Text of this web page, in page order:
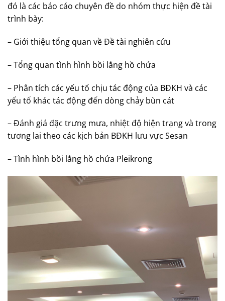
đó là các báo cáo chuyên đề do nhóm thực hiện đề tài
trình bày:
– Giới thiệu tổng quan về Đề tài nghiên cứu
– Tổng quan tình hình bồi lắng hồ chứa
– Phân tích các yếu tố chịu tác động của BĐKH và các
yếu tố khác tác động đến dòng chảy bùn cát
– Đánh giá đặc trưng mưa, nhiệt độ hiện trạng và trong
tương lai theo các kịch bản BĐKH lưu vực Sesan
– Tình hình bồi lắng hồ chứa Pleikrong